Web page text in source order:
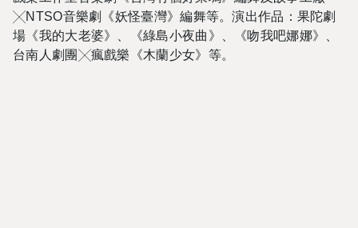
╳NTSO音樂劇《妖怪臺灣》編舞等。演出作品：果陀劇
場《我的大老婆》、《綠島小夜曲》、《吻我吧娜娜》、
台南人劇團╳瘋戲樂《木蘭少女》等。